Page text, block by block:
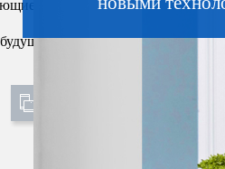
потребностям
уже сегодня.